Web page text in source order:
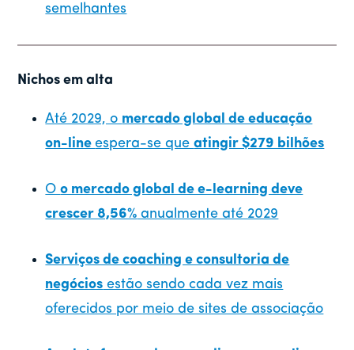
semelhantes
Nichos em alta
Até 2029, o mercado global de educação
on-lineespera-se queatingir $279 bilhões
Oo mercado global de e-learning deve
crescer 8,56% anualmente até 2029
Serviços de coaching e consultoria de
negócios estão sendo cada vez mais
oferecidos por meio de sites de associação